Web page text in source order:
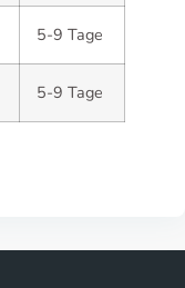
5-9 Tage
5-9 Tage